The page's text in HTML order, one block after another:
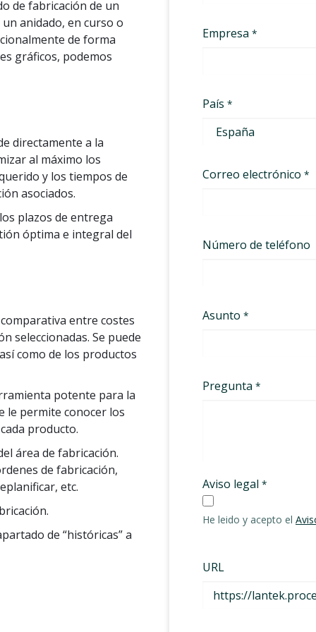
de fabricación de un
anidado, en curso o
de forma
gráficos, podemos
directamente a la
al máximo los
y los tiempos de
asociados.
plazos de entrega
óptima e integral del
entre costes
seleccionadas. Se puede
como de los productos
potente para la
le permite conocer los
producto.
área de fabricación.
de fabricación,
etc.
de “históricas” a